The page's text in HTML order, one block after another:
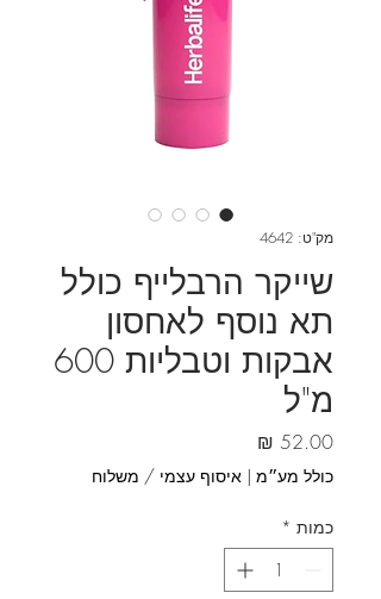
מק"ט: 4642
שייקר הרבלייף כולל
תא נוסף לאחסון
אבקות וטבליות 600
מ"ל
כולל מע״מ | איסוף עצמי / משלוח
כמות *